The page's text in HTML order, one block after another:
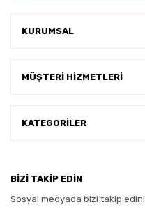
KURUMSAL
MÜŞTERİ HİZMETLERİ
KATEGORİLER
BİZİ TAKİP EDİN
Sosyal medyada bizi takip edin!